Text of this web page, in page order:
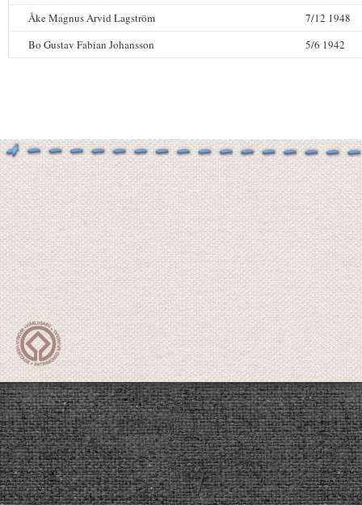
Åke Magnus Arvid Lagström
7/12 1948
Bo Gustav Fabian Johansson
5/6 1942